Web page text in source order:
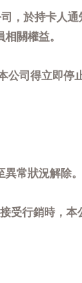
，於持卡人
關權益。
公司得立即停
常狀況解除。
受行銷時，本